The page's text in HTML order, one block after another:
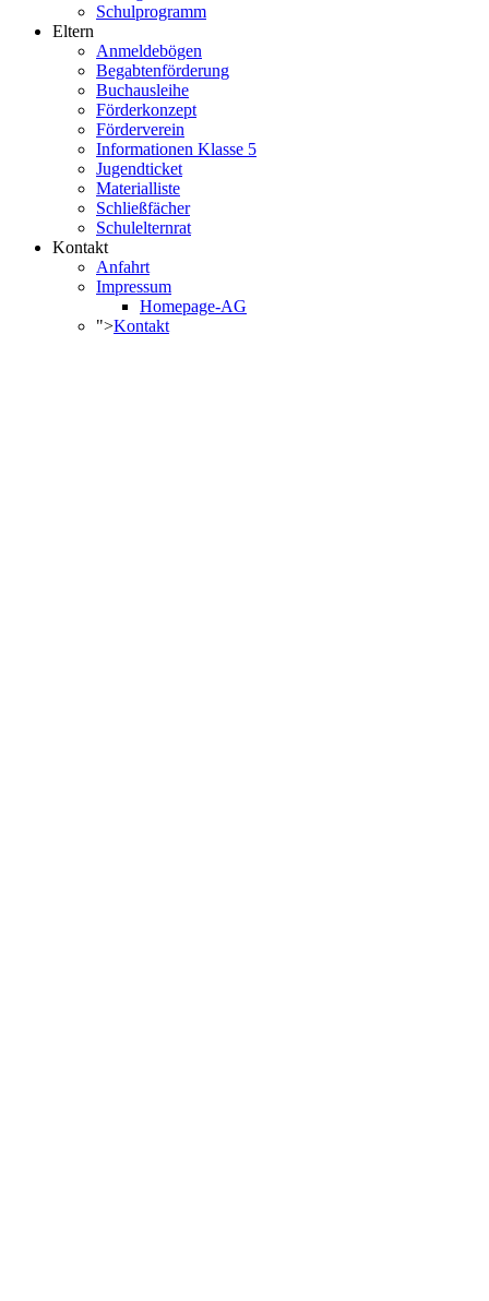
Schulprogramm
Eltern
Anmeldebögen
Begabtenförderung
Buchausleihe
Förderkonzept
Förderverein
Informationen Klasse 5
Jugendticket
Materialliste
Schließfächer
Schulelternrat
Kontakt
Anfahrt
Impressum
Homepage-AG
">Kontakt